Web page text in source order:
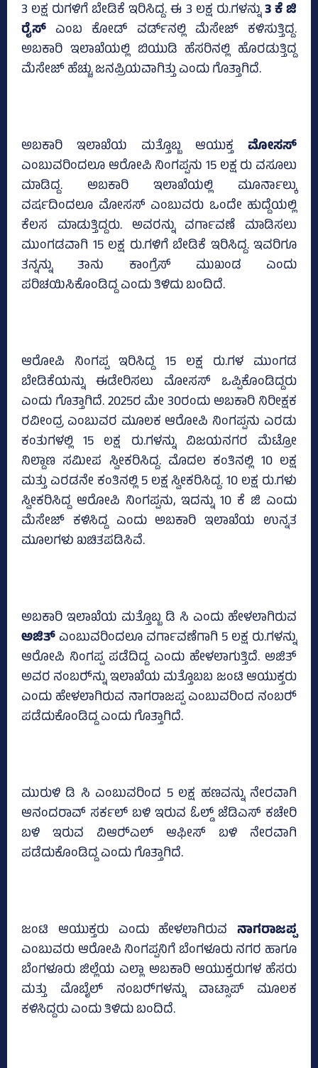
3 ಲಕ್ಷ ರುಗಳಿಗೆ ಬೇಡಿಕೆ ಇರಿಸಿದ್ದ. ಈ 3 ಲಕ್ಷ ರು.ಗಳನ್ನು3 ಕೆ ಜಿ
ರೈಸ್‌ ಎಂಬ ಕೋಡ್‌ ವರ್ಡ್‌ನಲ್ಲಿ ಮೆಸೇಜ್‌ ಕಳಿಸುತ್ತಿದ್ದ.
ಅಬಕಾರಿ ಇಲಾಖೆಯಲ್ಲಿ ಬಿಯುಡಿ ಹೆಸರಿನಲ್ಲಿ ಹೊರಡುತ್ತಿದ್ದ
ಮೆಸೇಜ್‌ ಹೆಚ್ಚು ಜನಪ್ರಿಯವಾಗಿತ್ತು ಎಂದು ಗೊತ್ತಾಗಿದೆ.
ಅಬಕಾರಿ ಇಲಾಖೆಯ ಮತ್ತೊಬ್ಬ ಆಯುಕ್ತ ಮೋಸಸ್
ಎಂಬುವರಿಂದಲೂ ಆರೋಪಿ ನಿಂಗಪ್ಪನು 15 ಲಕ್ಷ ರು ವಸೂಲು
ಮಾಡಿದ್ದ. ಅಬಕಾರಿ ಇಲಾಖೆಯಲ್ಲಿ ಮೂರ್ನಾಲ್ಕು
ವರ್ಷದಿಂದಲೂ ಮೋಸಸ್‌ ಎಂಬುವರು ಒಂದೇ ಹುದ್ದೆಯಲ್ಲಿ
ಕೆಲಸ ಮಾಡುತ್ತಿದ್ದರು. ಅವರನ್ನು ವರ್ಗಾವಣೆ ಮಾಡಿಸಲು
ಮುಂಗಡವಾಗಿ 15 ಲಕ್ಷ ರು.ಗಳಿಗೆ ಬೇಡಿಕೆ ಇರಿಸಿದ್ದ. ಇವರಿಗೂ
ತನ್ನನ್ನು ತಾನು ಕಾಂಗ್ರೆಸ್‌ ಮುಖಂಡ ಎಂದು
ಪರಿಚಯಿಸಿಕೊಂಡಿದ್ದ ಎಂದು ತಿಳಿದು ಬಂದಿದೆ.
ಆರೋಪಿ ನಿಂಗಪ್ಪ ಇರಿಸಿದ್ದ 15 ಲಕ್ಷ ರು.ಗಳ ಮುಂಗಡ
ಬೇಡಿಕೆಯನ್ನು ಈಡೇರಿಸಲು ಮೋಸಸ್ ಒಪ್ಪಿಕೊಂಡಿದ್ದರು
ಎಂದು ಗೊತ್ತಾಗಿದೆ. 2025ರ ಮೇ 30ರಂದು ಅಬಕಾರಿ ನಿರೀಕ್ಷಕ
ರವೀಂದ್ರ ಎಂಬುವರ ಮೂಲಕ ಆರೋಪಿ ನಿಂಗಪ್ಪನು ಎರಡು
ಕಂತುಗಳಲ್ಲಿ 15 ಲಕ್ಷ ರು.ಗಳನ್ನು ವಿಜಯನಗರ ಮೆಟ್ರೋ
ನಿಲ್ದಾಣ ಸಮೀಪ ಸ್ವೀಕರಿಸಿದ್ದ. ಮೊದಲ ಕಂತಿನಲ್ಲಿ 10 ಲಕ್ಷ
ಮತ್ತು ಎರಡನೇ ಕಂತಿನಲ್ಲಿ 5 ಲಕ್ಷ ಸ್ವೀಕರಿಸಿದ್ದ. 10 ಲಕ್ಷ ರು.ಗಳು
ಸ್ವೀಕರಿಸಿದ್ದ ಆರೋಪಿ ನಿಂಗಪ್ಪನು, ಇದನ್ನು 10 ಕೆ ಜಿ ಎಂದು
ಮೆಸೇಜ್‌ ಕಳಿಸಿದ್ದ ಎಂದು ಅಬಕಾರಿ ಇಲಾಖೆಯ ಉನ್ನತ
ಮೂಲಗಳು ಖಚಿತಪಡಿಸಿವೆ.
ಅಬಕಾರಿ ಇಲಾಖೆಯ ಮತ್ತೊಬ್ಬ ಡಿ ಸಿ ಎಂದು ಹೇಳಲಾಗಿರುವ
ಅಜಿತ್‌ ಎಂಬುವರಿಂದಲೂ ವರ್ಗಾವಣೆಗಾಗಿ 5 ಲಕ್ಷ ರು.ಗಳನ್ನು
ಆರೋಪಿ ನಿಂಗಪ್ಪ ಪಡೆದಿದ್ದ ಎಂದು ಹೇಳಲಾಗುತ್ತಿದೆ. ಅಜಿತ್‌
ಅವರ ನಂಬರ್‍‌ನ್ನು ಇಲಾಖೆಯ ಮತ್ತೊಬಬ ಜಂಟಿ ಆಯುಕ್ತರು
ಎಂದು ಹೇಳಲಾಗಿರುವ ನಾಗರಾಜಪ್ಪ ಎಂಬುವರಿಂದ ನಂಬರ್‍‌
ಪಡೆದುಕೊಂಡಿದ್ದ ಎಂದು ಗೊತ್ತಾಗಿದೆ.
ಮುರುಳಿ ಡಿ ಸಿ ಎಂಬುವರಿಂದ 5 ಲಕ್ಷ ಹಣವನ್ನು ನೇರವಾಗಿ
ಆನಂದರಾವ್‌ ಸರ್ಕಲ್‌ ಬಳಿ ಇರುವ ಓಲ್ಡ್‌ ಜೆಡಿಎಸ್‌ ಕಚೇರಿ
ಬಳಿ ಇರುವ ವಿಆರ್‍‌ಎಲ್‌ ಆಫೀಸ್‌ ಬಳಿ ನೇರವಾಗಿ
ಪಡೆದುಕೊಂಡಿದ್ದ ಎಂದು ಗೊತ್ತಾಗಿದೆ.
ಜಂಟಿ ಆಯುಕ್ತರು ಎಂದು ಹೇಳಲಾಗಿರುವ ನಾಗರಾಜಪ್ಪ
ಎಂಬುವರು ಆರೋಪಿ ನಿಂಗಪ್ಪನಿಗೆ ಬೆಂಗಳೂರು ನಗರ ಹಾಗೂ
ಬೆಂಗಳೂರು ಜಿಲ್ಲೆಯ ಎಲ್ಲಾ ಅಬಕಾರಿ ಆಯುಕ್ತರುಗಳ ಹೆಸರು
ಮತ್ತು ಮೊಬೈಲ್‌ ನಂಬರ್‍‌ಗಳನ್ನು ವಾಟ್ಸಾಪ್‌ ಮೂಲಕ
ಕಳಿಸಿದ್ದರು ಎಂದು ತಿಳಿದು ಬಂದಿದೆ.